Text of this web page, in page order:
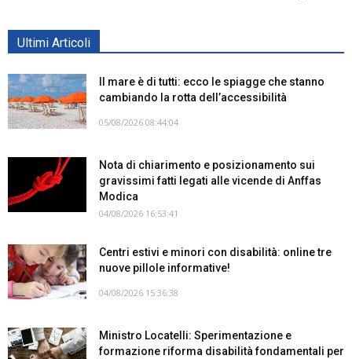
Ultimi Articoli
Il mare è di tutti: ecco le spiagge che stanno
cambiando la rotta dell’accessibilità
05/08/2026 08:44:04
Nota di chiarimento e posizionamento sui
gravissimi fatti legati alle vicende di Anffas
Modica
04/08/2026 16:53:41
Centri estivi e minori con disabilità: online tre
nuove pillole informative!
04/08/2026 15:36:38
Ministro Locatelli: Sperimentazione e
formazione riforma disabilità fondamentali per